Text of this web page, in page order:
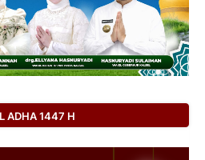
ADHA 1447 H